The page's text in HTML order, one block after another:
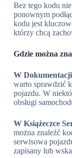
Bez tego kodu
ponownym
kodu jest
którzy chcą
Gdzie można
W
warto sprawdzić
pojazdu. W
obsługi
W Książeczce
można znaleźć
serwisowa
zapisany lub